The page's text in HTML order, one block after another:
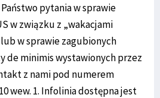
pytania w sprawie
w związku z „wakacjami
w sprawie zagubionych
de minimis wystawionych przez
z nami pod numerem
wew. 1. Infolinia dostępna jest